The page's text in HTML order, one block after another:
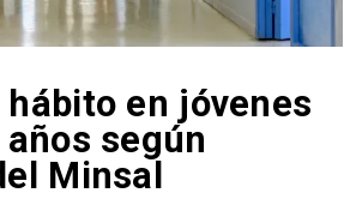
en jóvenes
según
Minsal